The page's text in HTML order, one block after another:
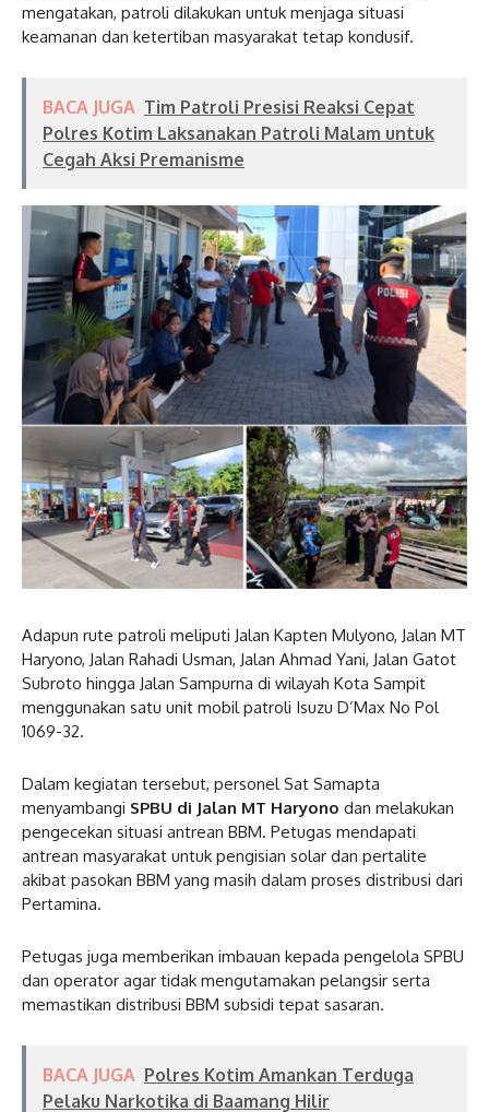
mengatakan, patroli dilakukan untuk menjaga situasi
keamanan dan ketertiban masyarakat tetap kondusif.
BACA JUGA Tim Patroli Presisi Reaksi Cepat
Polres Kotim Laksanakan Patroli Malam untuk
Cegah Aksi Premanisme
Adapun rute patroli meliputi Jalan Kapten Mulyono, Jalan MT
Haryono, Jalan Rahadi Usman, Jalan Ahmad Yani, Jalan Gatot
Subroto hingga Jalan Sampurna di wilayah Kota Sampit
menggunakan satu unit mobil patroli Isuzu D’Max No Pol
1069-32.
Dalam kegiatan tersebut, personel Sat Samapta
menyambangi SPBU di Jalan MT Haryono dan melakukan
pengecekan situasi antrean BBM. Petugas mendapati
antrean masyarakat untuk pengisian solar dan pertalite
akibat pasokan BBM yang masih dalam proses distribusi dari
Pertamina.
Petugas juga memberikan imbauan kepada pengelola SPBU
dan operator agar tidak mengutamakan pelangsir serta
memastikan distribusi BBM subsidi tepat sasaran.
BACA JUGA Polres Kotim Amankan Terduga
Pelaku Narkotika di Baamang Hilir